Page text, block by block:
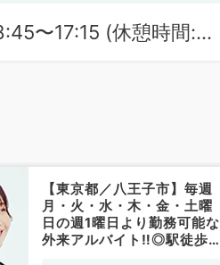
〜17:15 (休憩時間:
【東京都／八王子市】毎週
月・火・水・木・金・土曜
日の週1曜日より勤務可能な
外来アルバイト‼◎駅徒歩4